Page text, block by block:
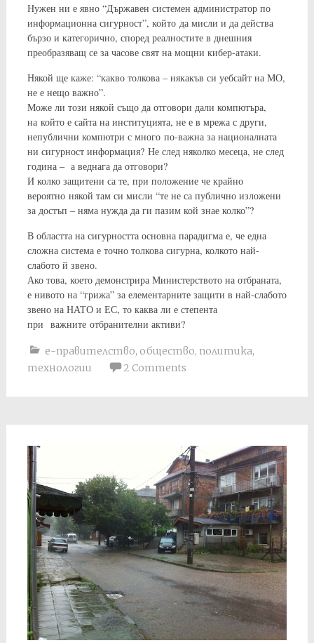
Нужен ни е явно “Държавен системен администратор по
информационна сигурност”, който да мисли и да действа
бързо и категорично, според реалностите в днешния
преобразяващ се за часове свят на мощни кибер-атаки.
Някой ще каже: “какво толкова – някакъв си уебсайт на МО,
не е нещо важно”.
Може ли този някой също да отговори дали компютъра,
на който е сайта на институцията, не е в мрежа с други,
непублични компютри с много по-важна за националната
ни сигурност информация? Не след няколко месеца, не след
година – а веднага да отговори?
И колко защитени са те, при положение че крайно
вероятно някой там си мисли “те не са публично изложени
за достъп – няма нужда да ги пазим кой знае колко”?
В областта на сигурността основна парадигма е, че една
сложна система е точно толкова сигурна, колкото най-
слабото й звено.
Ако това, което демонстрира Министерството на отбраната,
е нивото на “грижа” за елементарните защити в най-слабото
звено на НАТО и ЕС, то каква ли е степента
при важните отбранителни активи?
е-правителство, общество, политика,
технологии
2 Comments